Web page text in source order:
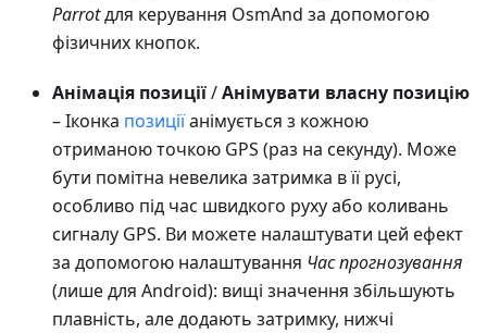
Parrotдля керування OsmAnd за допомогою
фізичних кнопок.
Анімація позиції/Анімувати власну позицію
– Іконка позиціїанімується з кожною
отриманою точкою GPS (раз на секунду). Може
бути помітна невелика затримка в її русі,
особливо під час швидкого руху або коливань
сигналу GPS. Ви можете налаштувати цей ефект
за допомогою налаштування Час прогнозування
(лише для Android): вищі значення збільшують
плавність, але додають затримку, нижчі